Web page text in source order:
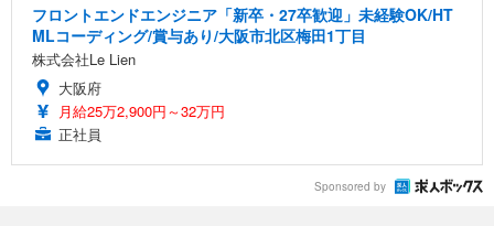
フロントエンドエンジニア「新卒・27卒歓迎」未経験OK/HT
MLコーディング/賞与あり/大阪市北区梅田1丁目
株式会社Le Lien
大阪府
月給25万2,900円～32万円
正社員
Sponsored by